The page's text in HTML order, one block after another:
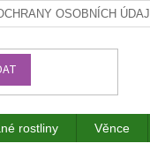
OSOBNÍCH
rostliny Věnce